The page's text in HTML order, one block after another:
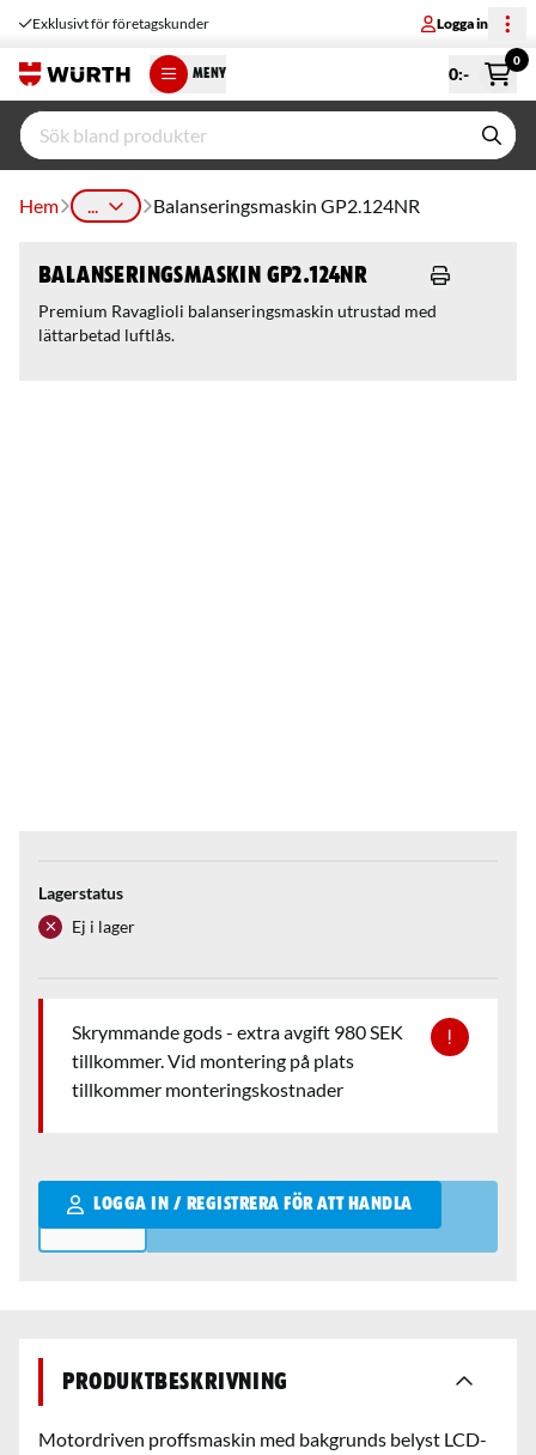
Exklusivt för företagskunder Logga in
MENY 0:-
0
Hem ... Balanseringsmaskin GP2.124NR
Balanseringsmaskin GP2.124NR
Premium Ravaglioli balanseringsmaskin utrustad med
lättarbetad luftlås.
Lagerstatus
Ej i lager
Skrymmande gods - extra avgift 980 SEK
tillkommer. Vid montering på plats
tillkommer monteringskostnader
LOGGA IN / REGISTRERA FÖR ATT HANDLA
Qantity
Produktbeskrivning
Motordriven proffsmaskin med bakgrunds belyst LCD-